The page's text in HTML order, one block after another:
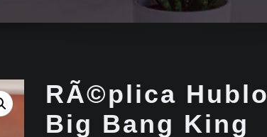
RÃ©plica
Big Bang King